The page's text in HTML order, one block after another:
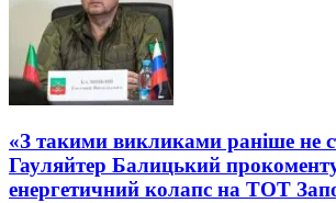
«З такими викликами раніше не
Гауляйтер Балицький
енергетичний колапс на ТОТ